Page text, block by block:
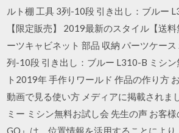
ルト棚 工具 3列-10段 引き出し：ブルー
【限定販売】 2019最新のスタイル【送
ーツキャビネット 部品 収納 パーツケース
列-10段 引き出し：ブルー L310-B ミシ
ト2019年 手作りワールド 作品の作り方
動画で見る使い方 メディアに掲載されま
ミー ミシン無料お試し会 先生の声 お客
GO』は、位置情報を活用することによ